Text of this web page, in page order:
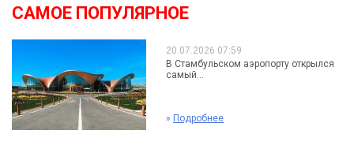
САМОЕ ПОПУЛЯРНОЕ
20.07.2026 07:59
В Стамбульском аэропорту открылся
самый...
» Подробнее